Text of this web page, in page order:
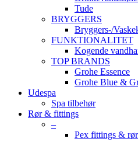
Tude
BRYGGERS
Bryggers-/
FUNKTIONALITET
Kogende
TOP BRANDS
Grohe Essence
Grohe Blue &
Udespa
Spa tilbehør
Rør & fittings
–
Pex fittings & rør